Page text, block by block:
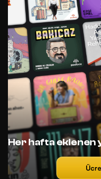
Her hafta eklenen